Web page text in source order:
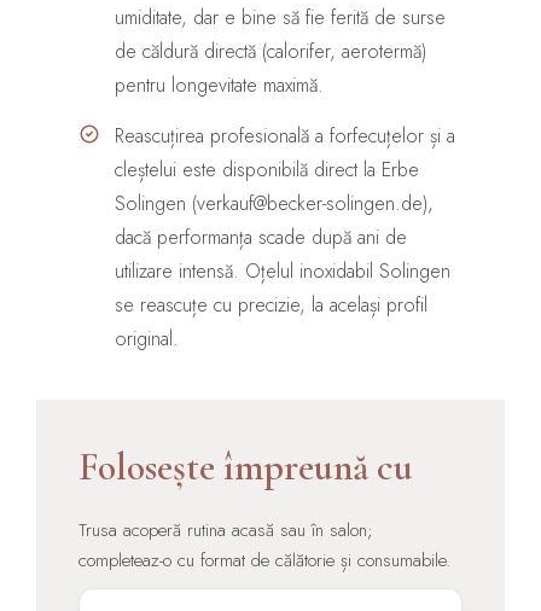
umiditate, dar e bine să fie ferită de surse
de căldură directă (calorifer, aerotermă)
pentru longevitate maximă.
Reascuțirea profesională a forfecuțelor și a
cleștelui este disponibilă direct la Erbe
Solingen (verkauf@becker-solingen.de),
dacă performanța scade după ani de
utilizare intensă. Oțelul inoxidabil Solingen
se reascuțe cu precizie, la același profil
original.
Folosește împreună cu
Trusa acoperă rutina acasă sau în salon;
completeaz-o cu format de călătorie și consumabile.